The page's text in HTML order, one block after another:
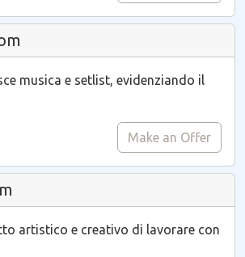
musica e setlist, evidenziando il
Make an Offer
artistico e creativo di lavorare con